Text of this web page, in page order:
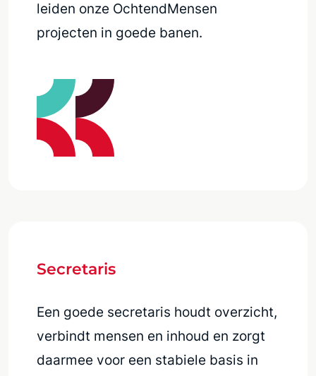
leiden onze OchtendMensen
projecten in goede banen.
Secretaris
Een goede secretaris houdt overzicht,
verbindt mensen en inhoud en zorgt
daarmee voor een stabiele basis in